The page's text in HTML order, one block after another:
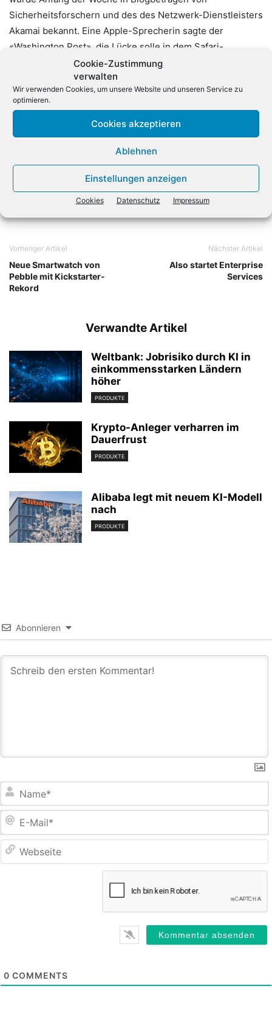
Cookie-Zustimmung
verwalten
Wir verwenden Cookies, um unsere Website und unseren Service zu
optimieren.
Cookies akzeptieren
Ablehnen
Einstellungen anzeigen
Cookies Datenschutz Impressum
Sicherheitsforschern und des des Netzwerk-Dienstleisters
Akamai bekannt. Eine Apple-Sprecherin sagte der
«Washington Post», die Lücke solle in dem Safari-
Webbrowser kommende Woche geschlossen werden.
Google erklärte der Zeitung, den Herstellern von Android-
Geräten sei bereits eine Lösung für das Problem zur
Verfügung gestellt worden. Unklar ist noch, wie die
Hersteller der Android-Geräte die Updates verteilen
werden. (dpa)
Vorheriger Artikel
Neue Smartwatch von
Pebble mit Kickstarter-
Rekord
Nächster Artikel
Also startet Enterprise
Services
Verwandte Artikel
Weltbank: Jobrisiko durch KI in
einkommensstarken Ländern
höher
PRODUKTE
Krypto-Anleger verharren im
Dauerfrust
PRODUKTE
Alibaba legt mit neuem KI-Modell
nach
PRODUKTE
Abonnieren
0 COMMENTS